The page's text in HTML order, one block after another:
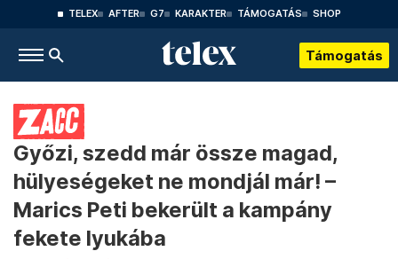
TELEX AFTER G7 KARAKTER TÁMOGATÁS SHOP
Támogatás
Győzi, szedd már össze magad,
hülyeségeket ne mondjál már! –
Marics Peti bekerült a kampány
fekete lyukába